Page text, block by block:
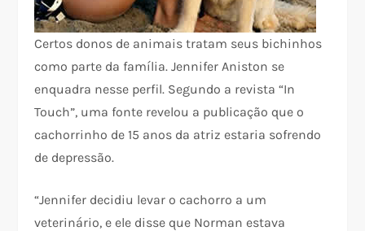
Certos donos de animais tratam seus bichinhos
como parte da família. Jennifer Aniston se
enquadra nesse perfil. Segundo a revista “In
Touch”, uma fonte revelou a publicação que o
cachorrinho de 15 anos da atriz estaria sofrendo
de depressão.
“Jennifer decidiu levar o cachorro a um
veterinário, e ele disse que Norman estava